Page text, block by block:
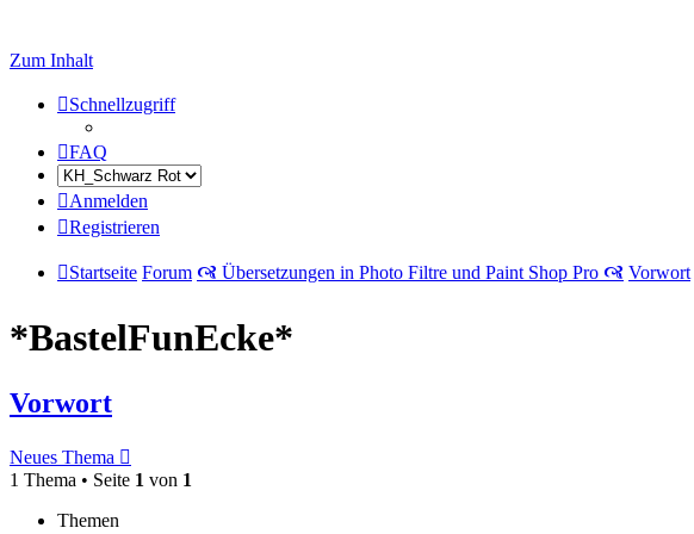
Zum Inhalt
Schnellzugriff
FAQ
Anmelden
Registrieren
Startseite Forum 🙧 Übersetzungen in Photo Filtre und Paint Shop Pro 🙧 Vorwort
*BastelFunEcke*
Vorwort
Neues Thema
1 Thema • Seite 1 von 1
Themen